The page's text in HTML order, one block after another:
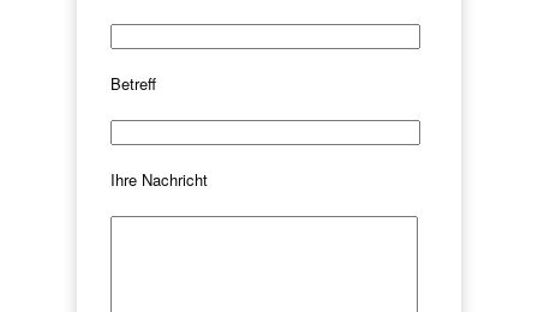
Betreff
Ihre Nachricht